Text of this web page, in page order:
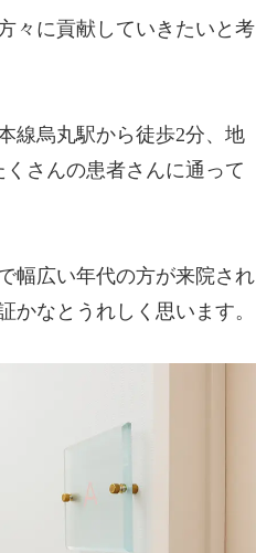
々に貢献していきたいと考
線烏丸駅から徒歩2分、地
さんの患者さんに通って
幅広い年代の方が来院され
なとうれしく思います。